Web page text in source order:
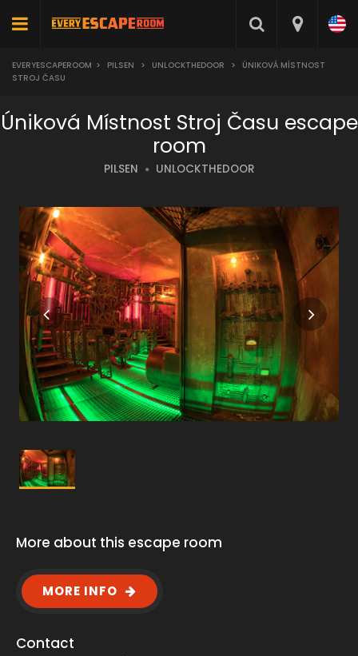
EVERYESCAPEROOM > PILSEN > UNLOCKTHEDOOR >
ÚNIKOVÁ MÍSTNOST
STROJ ČASU
Úniková Místnost Stroj Času escape
room
PILSEN UNLOCKTHEDOOR
More about this escape room
MORE INFO
Contact